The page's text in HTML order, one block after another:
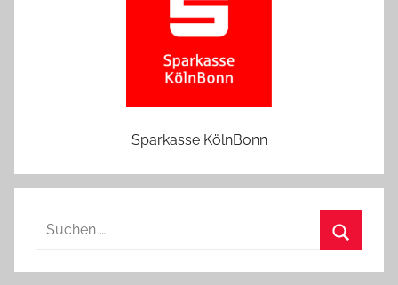
Sparkasse KölnBonn
Suchen